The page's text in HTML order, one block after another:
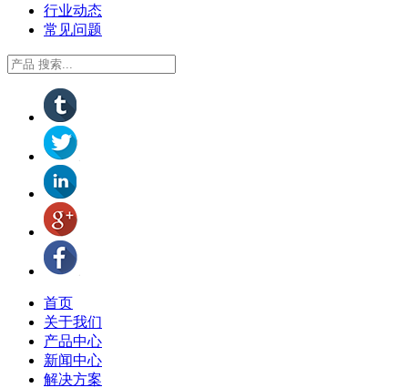
行业动态
常见问题
首页
关于我们
产品中心
新闻中心
解决方案